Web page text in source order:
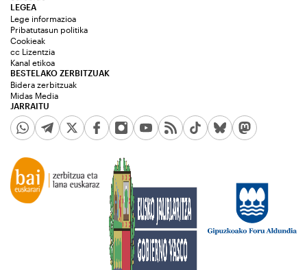
JARRAITU
LEGEA
Lege informazioa
Pribatutasun politika
Cookieak
cc Lizentzia
Kanal etikoa
BESTELAKO ZERBITZUAK
Bidera zerbitzuak
Midas Media